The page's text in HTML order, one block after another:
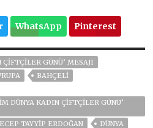
WhatsApp Pinterest
GÜNÜ’ MESAJI
BAHÇELİ
DÜNYA KADIN ÇIFTÇILER GÜNÜ’
TAYYIP ERDOĞAN
DÜNYA